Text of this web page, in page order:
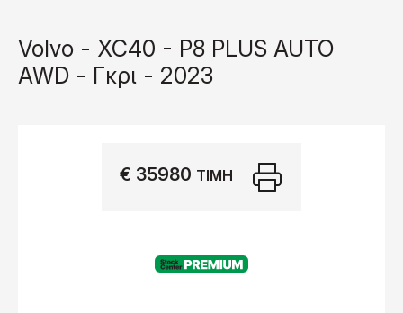
Volvo - XC40 - P8 PLUS AUTO
AWD - Γκρι - 2023
€ 35980 ΤΙΜΉ Εκτύπωση
PREMIUM